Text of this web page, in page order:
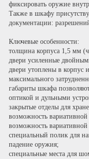
фиксировать оружие
Также в шкафу
документации:
Ключевые особенности:
толщина корпуса 1,5 мм
двери усиленные
двери утоплены в корпус
максимального
габариты шкафа
оптикой и дульными
закрытые отделы для
возможность
возможность
специальный полик для
падение оружия;
специальные места для